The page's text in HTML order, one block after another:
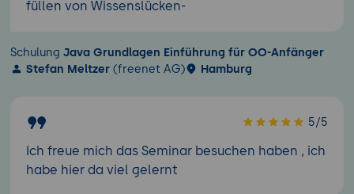
füllen von Wissenslücken-
Schulung Java Grundlagen Einführung für OO-Anfänger
Stefan Meltzer (freenet AG) Hamburg
5/5
Ich freue mich das Seminar besuchen haben , ich
habe hier da viel gelernt